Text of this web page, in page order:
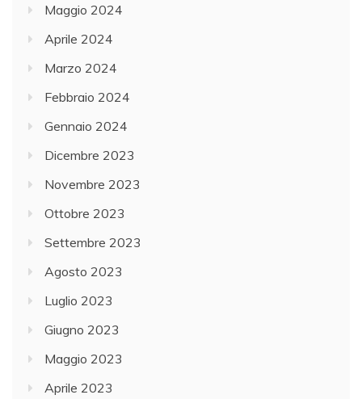
Maggio 2024
Aprile 2024
Marzo 2024
Febbraio 2024
Gennaio 2024
Dicembre 2023
Novembre 2023
Ottobre 2023
Settembre 2023
Agosto 2023
Luglio 2023
Giugno 2023
Maggio 2023
Aprile 2023